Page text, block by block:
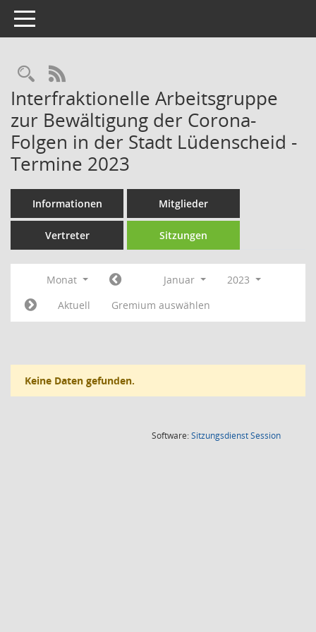
Toggle navigation
Rechercheauswahl
RSS-Feed
Interfraktionelle Arbeitsgruppe
zur Bewältigung der Corona-
Folgen in der Stadt Lüdenscheid -
Termine 2023
Informationen Mitglieder
Vertreter Sitzungen
Monat Januar
2023
Aktuell
Gremium auswählen
Keine Daten gefunden.
Software:SitzungsdienstSession(Wird in